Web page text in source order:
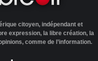
citoyen, indépendant et
expression, la libre création, la
comme de l’information.